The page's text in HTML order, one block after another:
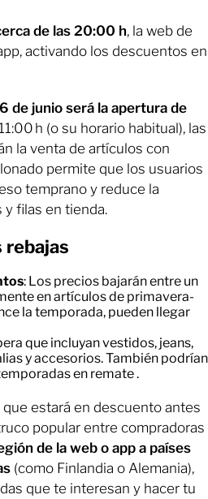
de las 20:00 h, la web de
activando los descuentos en
de junio será la apertura de
h (o su horario habitual), las
la venta de artículos con
permite que los usuarios
temprano y reduce la
filas en tienda.
rebajas
: Los precios bajarán entre un
en artículos de primavera-
la temporada, pueden llegar
que incluyan vestidos, jeans,
y accesorios. También podrían
en remate .
estará en descuento antes
popular entre compradoras
de la web o app a países
(como Finlandia o Alemania),
que te interesan y hacer tu